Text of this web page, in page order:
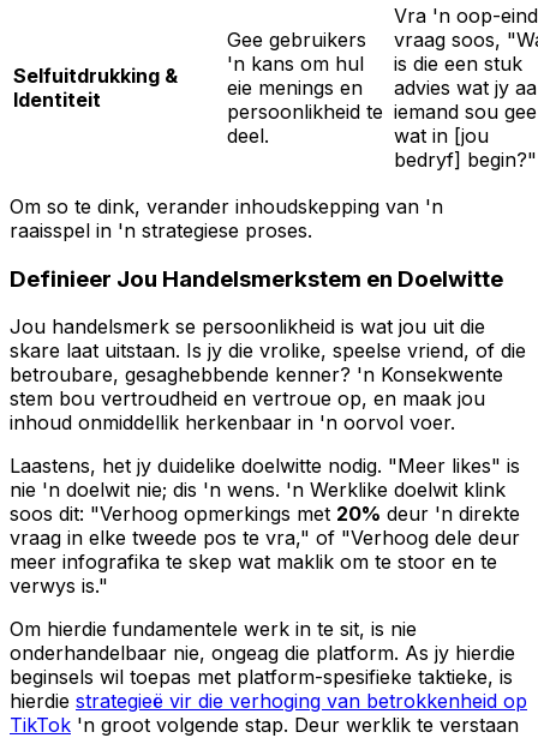
Selfuitdrukking &
Identiteit
Gee gebruikers
'n kans om hul
eie menings en
persoonlikheid te
deel.
Vra 'n oop-
vraag soos,
is die een stuk
advies wat jy
iemand sou gee
wat in [jou
bedryf] begin?"
Om so te dink, verander inhoudskepping van 'n
raaisspel in 'n strategiese proses.
Definieer Jou Handelsmerkstem en Doelwitte
Jou handelsmerk se persoonlikheid is wat jou uit die
skare laat uitstaan. Is jy die vrolike, speelse vriend, of die
betroubare, gesaghebbende kenner? 'n Konsekwente
stem bou vertroudheid en vertroue op, en maak jou
inhoud onmiddellik herkenbaar in 'n oorvol voer.
Laastens, het jy duidelike doelwitte nodig. "Meer likes" is
nie 'n doelwit nie; dis 'n wens. 'n Werklike doelwit klink
soos dit: "Verhoog opmerkings met 20% deur 'n direkte
vraag in elke tweede pos te vra," of "Verhoog dele deur
meer infografika te skep wat maklik om te stoor en te
verwys is."
Om hierdie fundamentele werk in te sit, is nie
onderhandelbaar nie, ongeag die platform. As jy hierdie
beginsels wil toepas met platform-spesifieke taktieke, is
hierdie strategieë vir die verhoging van betrokkenheid op
TikTok 'n groot volgende stap. Deur werklik te verstaan